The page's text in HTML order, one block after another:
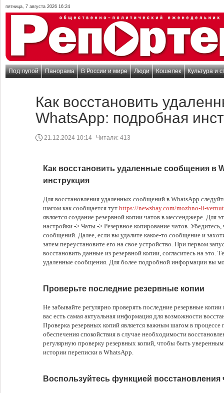
пятница, 7 августа 2026 16:24
Под лупой Панорама В России и мире Люди Кошелек Культура и
Как восстановить
WhatsApp: подробная
21.12.2024 10:14 Читали: 413
Как восстановить удаленные сообщения в
инструкция
Для восстановления удаленных сообщений в WhatsApp
шагом как сообщается тут https://newshay.com/mozhno-li-
является создание резервной копии чатов в мессенджере. Для
настройки -> Чаты -> Резервное копирование чатов.
сообщений. Далее, если вы удалите какое-то сообщение и
затем переустановите его на свое устройство. При первом
восстановить данные из резервной копии, согласитесь на это.
удаленные сообщения. Для более подробной информации вы
Проверьте последние резервные копии
Не забывайте регулярно проверять последние резервные
вас есть самая актуальная информация для возможности
Проверка резервных копий является важным шагом в
обеспечения спокойствия в случае необходимости
регулярную проверку резервных копий, чтобы быть
истории переписки в WhatsApp.
Воспользуйтесь функцией восстановления